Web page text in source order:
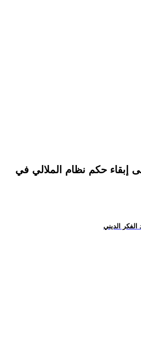
إبقاء حكم نظام الملالي في
الفكر الديني